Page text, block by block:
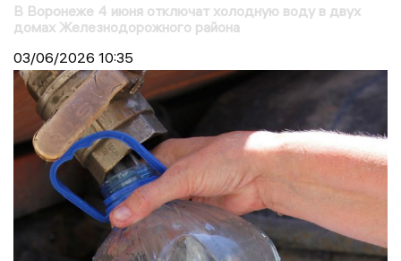
В Воронеже 4 июня отключат холодную воду в двух
домах Железнодорожного района
03/06/2026 10:35